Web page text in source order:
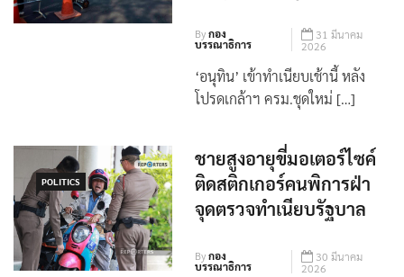
Byกอง
บรรณาธิการ
31 มีนาคม
2026
‘อนุทิน’ เข้าทำเนียบเช้านี้ หลัง
โปรดเกล้าฯ ครม.ชุดใหม่ […]
POLITICS
ชายสูงอายุขี่มอเตอร์ไซค์
ติดสติกเกอร์คนพิการฝ่า
จุดตรวจทำเนียบรัฐบาล
Byกอง
บรรณาธิการ
30 มีนาคม
2026